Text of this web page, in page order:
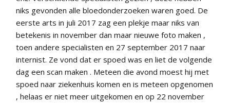
niks gevonden alle bloedonderzoeken waren goed. De
eerste arts in juli 2017 zag een plekje maar niks van
betekenis in november dan maar nieuwe foto maken ,
toen andere specialisten en 27 september 2017 naar
internist. Ze vond dat er spoed was en liet de volgende
dag een scan maken . Meteen die avond moest hij met
spoed naar ziekenhuis komen en is meteen opgenomen
, helaas er niet meer uitgekomen en op 22 november